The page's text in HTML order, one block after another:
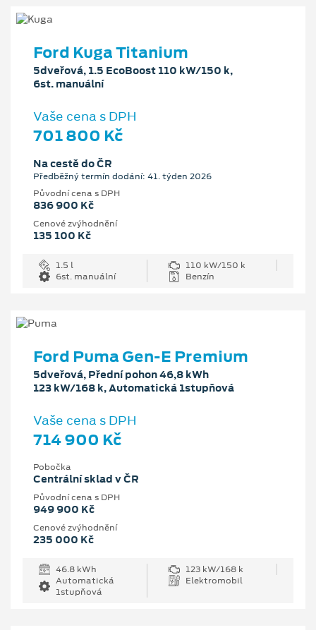
Ford Kuga Titanium
5dveřová, 1.5 EcoBoost 110 kW/150 k,
6st. manuální
Vaše cena s DPH
701 800 Kč
Na cestě do ČR
Předběžný termín dodání: 41. týden 2026
Původní cena s DPH
836 900 Kč
Cenové zvýhodnění
135 100 Kč
1.5 l
110 kW/150 k
6st. manuální
Benzín
Ford Puma Gen-E Premium
5dveřová, Přední pohon 46,8 kWh
123 kW/168 k, Automatická 1stupňová
Vaše cena s DPH
714 900 Kč
Pobočka
Centrální sklad v ČR
Původní cena s DPH
949 900 Kč
Cenové zvýhodnění
235 000 Kč
46.8 kWh
123 kW/168 k
Automatická
1stupňová
Elektromobil